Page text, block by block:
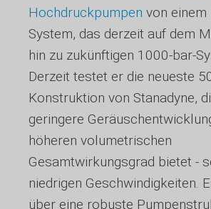
Hochdruckpumpen von
System, das derzeit auf dem
hin zu zukünftigen 1000-bar-
Derzeit testet er die neueste
Konstruktion von Stanadyne,
geringere
höheren volumetrischen
Gesamtwirkungsgrad bietet -
niedrigen Geschwindigkeiten.
über eine robuste